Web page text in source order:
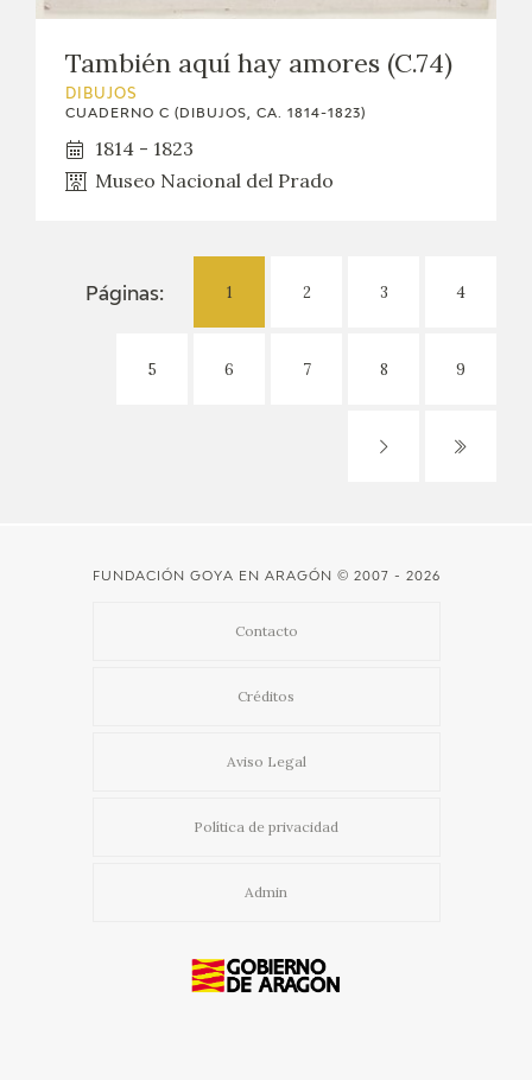
También aquí hay amores (C.74)
DIBUJOS
CUADERNO C (DIBUJOS, CA. 1814-1823)
1814 - 1823
Museo Nacional del Prado
Páginas: 1 2 3 4
5 6 7 8 9
FUNDACIÓN GOYA EN ARAGÓN © 2007 - 2026
Contacto
Créditos
Aviso Legal
Política de privacidad
Admin